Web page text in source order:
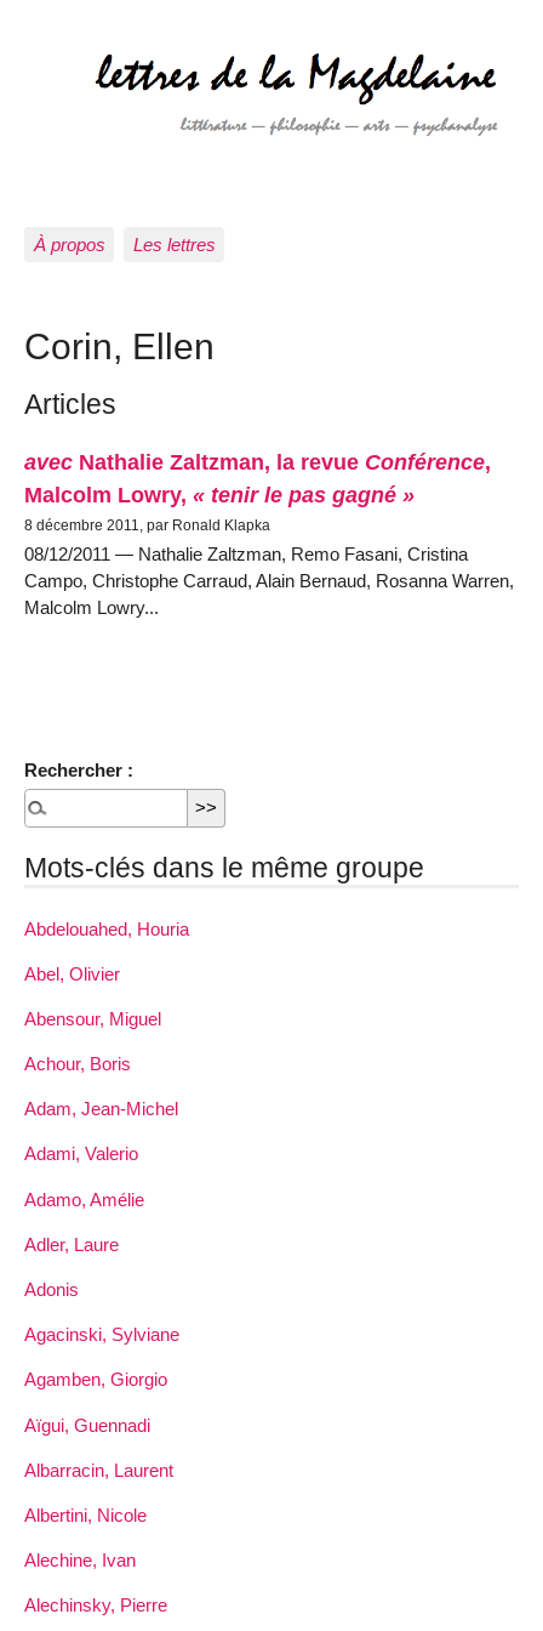
À propos Les lettres
Corin, Ellen
Articles
avec Nathalie Zaltzman, la revue Conférence,
Malcolm Lowry, « tenir le pas gagné »
8 décembre 2011, par Ronald Klapka
08/12/2011 — Nathalie Zaltzman, Remo Fasani, Cristina
Campo, Christophe Carraud, Alain Bernaud, Rosanna Warren,
Malcolm Lowry...
Rechercher :
Mots-clés dans le même groupe
Abdelouahed, Houria
Abel, Olivier
Abensour, Miguel
Achour, Boris
Adam, Jean-Michel
Adami, Valerio
Adamo, Amélie
Adler, Laure
Adonis
Agacinski, Sylviane
Agamben, Giorgio
Aïgui, Guennadi
Albarracin, Laurent
Albertini, Nicole
Alechine, Ivan
Alechinsky, Pierre